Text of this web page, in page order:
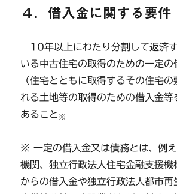
４．借入金に関する要件
10年以上にわたり分割して返済
いる中古住宅の取得のための一定の
（住宅とともに取得するその住宅
れる土地等の取得のための借入金等
あること ※
※ 一定の借入金又は債務とは、例
機関、独立行政法人住宅金融支援機
からの借入金や独立行政法人都市再